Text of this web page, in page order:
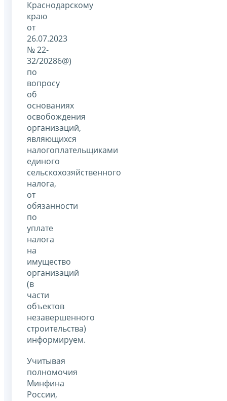
Краснодарскому
краю
от
26.07.2023
№ 22-
32/20286@)
по
вопросу
об
основаниях
освобождения
организаций,
являющихся
налогоплательщиками
единого
сельскохозяйственного
налога,
от
обязанности
по
уплате
налога
на
имущество
организаций
(в
части
объектов
незавершенного
строительства)
информируем.
Учитывая
полномочия
Минфина
России,